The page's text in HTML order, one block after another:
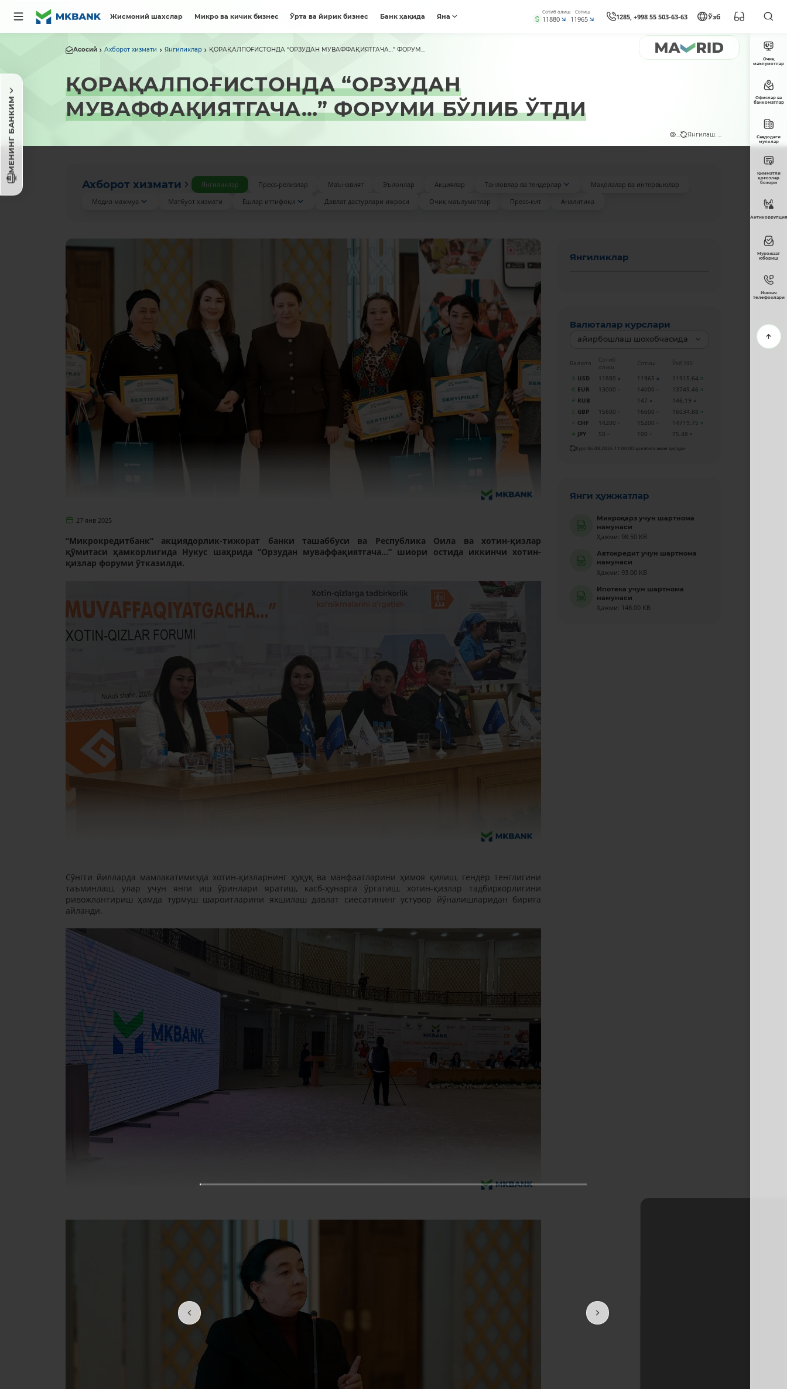
Жисмоний шахслар Микро ва кичик бизнес Ўрта ва йирик бизнес Банк ҳақида Яна
Сотиб олиш
11880
Сотиш
11965 1285, +998 55 503-63-63 Ўзб
МЕНИНГ БАНКИМ
Асосий Ахборот хизмати Янгиликлар ҚОРАҚАЛПОҒИСТОНДА “ОРЗУДАН МУВАФФАҚИЯТГАЧА…” ФОРУМ...
ҚОРАҚАЛПОҒИСТОНДА “ОРЗУДАН
МУВАФФАҚИЯТГАЧА…” ФОРУМИ БЎЛИБ ЎТДИ
Янгилаш: ...
Ахборот хизмати Янгиликлар Пресс-релизлар Маънавият Эълонлар Акциялар Танловлар ва тендерлар
Мақолалар ва интервьюлар
Медиа мажмуа
Матбуот хизмати Ёшлар иттифоқи Давлат дастурлари ижроси Очиқ маълумотлар Пресс-кит Аналитика
27 янв 2025
“Микрокредитбанк” акциядорлик-тижорат банки ташаббуси ва Республика Оила ва хотин-қизлар
қўмитаси ҳамкорлигида Нукус шаҳрида “Орзудан муваффақиятгача…” шиори остида иккинчи хотин-
қизлар форуми ўтказилди.
Сўнгги йилларда мамлакатимизда хотин-қизларнинг ҳуқуқ ва манфаатларини ҳимоя қилиш, гендер тенглигини
таъминлаш, улар учун янги иш ўринлари яратиш, касб-ҳунарга ўргатиш, хотин-қизлар тадбиркорлигини
ривожлантириш ҳамда турмуш шароитларини яхшилаш давлат сиёсатининг устувор йўналишларидан бирига
айланди.
Янгиликлар
Валюталар курслари
айирбошлаш шохобчасида
Валюта
Сотиб
олиш
Сотиш
Ўзб МБ
USD
11880 11965
11915.64
EUR
13000 14000
13749.46
RUB
147
146.19
GBP
15600 16600
16034.88
CHF
14200 15200
14719.75
JPY
50 100 75.48
Курс 06.08.2026 11:00:00 ҳолатига амал қилади
Янги ҳужжатлар
Микроқарз учун шартнома
намунаси
Ҳажми: 98.50 KB
Автокредит учун шартнома
намунаси
Ҳажми: 93.00 KB
Ипотека учун шартнома
намунаси
Ҳажми: 148.00 KB
Очиқ
маълумотлар
Офислар ва
банкоматлар
Савдодаги
мулклар
Қимматли
қоғозлар
бозори
Антикоррупция
Мурожаат
юбориш
Ишонч
телефонлари